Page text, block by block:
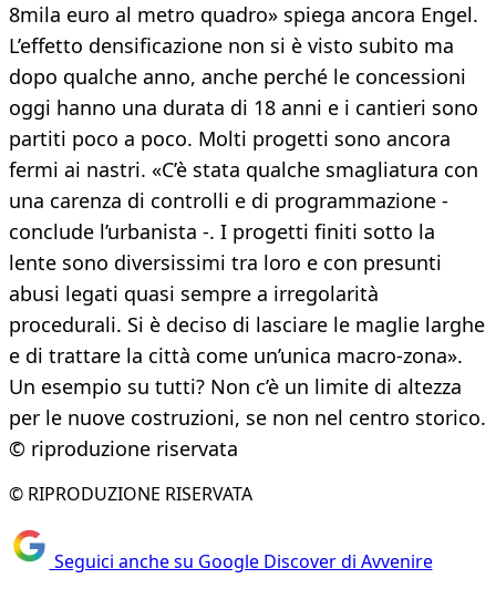
8mila euro al metro quadro» spiega ancora Engel.
L’effetto densificazione non si è visto subito ma
dopo qualche anno, anche perché le concessioni
oggi hanno una durata di 18 anni e i cantieri sono
partiti poco a poco. Molti progetti sono ancora
fermi ai nastri. «C’è stata qualche smagliatura con
una carenza di controlli e di programmazione -
conclude l’urbanista -. I progetti finiti sotto la
lente sono diversissimi tra loro e con presunti
abusi legati quasi sempre a irregolarità
procedurali. Si è deciso di lasciare le maglie larghe
e di trattare la città come un’unica macro-zona».
Un esempio su tutti? Non c’è un limite di altezza
per le nuove costruzioni, se non nel centro storico.
© riproduzione riservata
© RIPRODUZIONE RISERVATA
Seguici anche su Google Discover di Avvenire